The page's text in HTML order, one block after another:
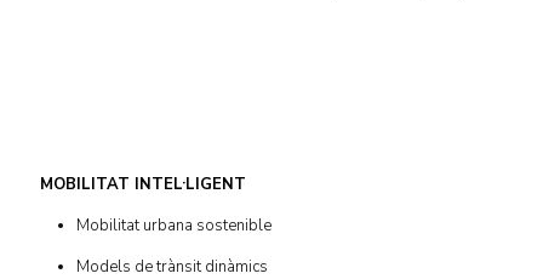
MOBILITAT INTEL·LIGENT
Mobilitat urbana sostenible
Models de trànsit dinàmics